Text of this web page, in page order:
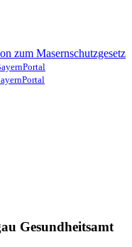
zum Masernschutzgesetz
Gesundheitsamt